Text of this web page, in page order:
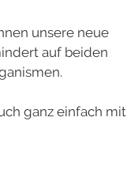
unsere neue
auf beiden
ganz einfach mit